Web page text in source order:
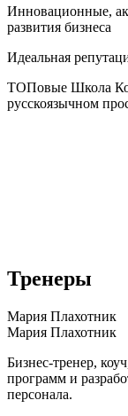
Инновационные,
развития бизнеса
Идеальная
ТОПовые Школа
русскоязычном
Тренеры
Мария Плахотник
Мария Плахотник
Бизнес-тренер,
программ и
персонала.